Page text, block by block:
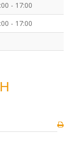
- 17:00
- 17:00